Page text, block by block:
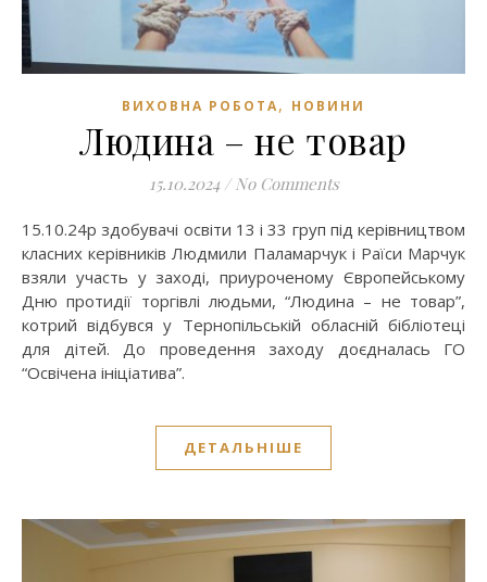
ВИХОВНА РОБОТА, НОВИНИ
Людина – не товар
15.10.2024 / No Comments
15.10.24р здобувачі освіти 13 і 33 груп під керівництвом
класних керівників Людмили Паламарчук і Раїси Марчук
взяли участь у заході, приуроченому Європейському
Дню протидії торгівлі людьми, “Людина – не товар”,
котрий відбувся у Тернопільській обласній бібліотеці
для дітей. До проведення заходу доєдналась ГО
“Освічена ініціатива”.
ДЕТАЛЬНІШЕ